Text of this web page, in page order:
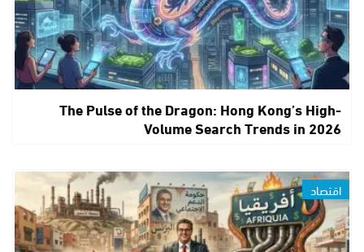
The Pulse of the Dragon: Hong Kong’s High-
Volume Search Trends in 2026
اقتصاد